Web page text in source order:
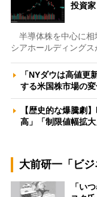
投資
半導体株を中心に相
シアホールディング
「NYダウは高値
する米国株市場の
【歴史的な爆騰劇
高」「制限値幅拡
大前研一「ビ
「い